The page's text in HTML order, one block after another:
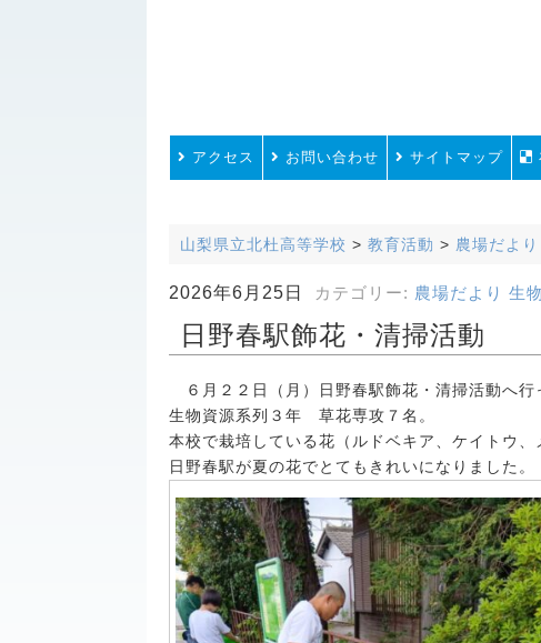
アクセス お問い合わせ サイトマップ
山梨県立北杜高等学校 > 教育活動 > 農場だより
2026年6月25日 カテゴリー: 農場だより 生
日野春駅飾花・清掃活動
６月２２日（月）日野春駅飾花・清掃活動へ行
生物資源系列３年 草花専攻７名。
本校で栽培している花（ルドベキア、ケイトウ
日野春駅が夏の花でとてもきれいになりました。